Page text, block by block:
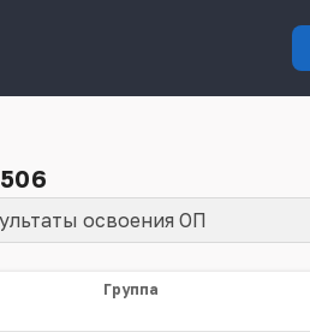
освоения ОП
Группа